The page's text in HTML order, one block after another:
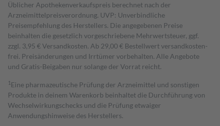
Üblicher Apothekenverkaufspreis berechnet nach der
Arzneimittelpreisverordnung. UVP: Unverbindliche
Preisempfehlung des Herstellers. Die angegebenen Preise
beinhalten die gesetzlich vorgeschriebene Mehrwertsteuer, ggf.
zzgl. 3,95 € Versandkosten. Ab 29,00 € Bestell­wert versand­kosten­
frei. Preisänderungen und Irrtümer vorbehalten. Alle Angebote
und Gratis-Beigaben nur solange der Vorrat reicht.
1 Eine pharmazeutische Prüfung der Arzneimittel und sonstigen
Produkte in deinem Warenkorb beinhaltet die Durchführung von
Wechselwirkungschecks und die Prüfung etwaiger
Anwendungshinweise des Herstellers.